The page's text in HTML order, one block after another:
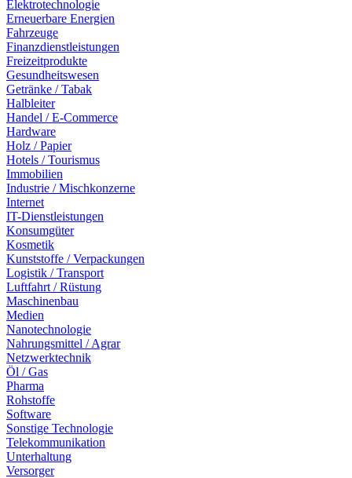
Elektrotechnologie
Erneuerbare Energien
Fahrzeuge
Finanzdienstleistungen
Freizeitprodukte
Gesundheitswesen
Getränke / Tabak
Halbleiter
Handel / E-Commerce
Hardware
Holz / Papier
Hotels / Tourismus
Immobilien
Industrie / Mischkonzerne
Internet
IT-Dienstleistungen
Konsumgüter
Kosmetik
Kunststoffe / Verpackungen
Logistik / Transport
Luftfahrt / Rüstung
Maschinenbau
Medien
Nanotechnologie
Nahrungsmittel / Agrar
Netzwerktechnik
Öl / Gas
Pharma
Rohstoffe
Software
Sonstige Technologie
Telekommunikation
Unterhaltung
Versorger